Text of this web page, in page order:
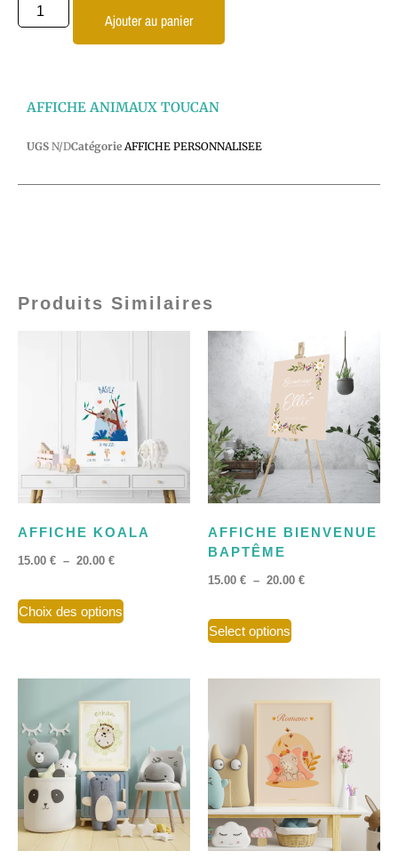
Ajouter au panier
AFFICHE ANIMAUX TOUCAN
UGS N/DCatégorie AFFICHE PERSONNALISEE
Produits Similaires
AFFICHE KOALA
15.00 € – 20.00 €
Choix des options
AFFICHE BIENVENUE
BAPTÊME
15.00 € – 20.00 €
Select options